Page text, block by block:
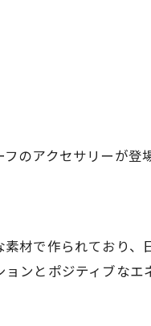
のアクセサリーが
材で作られており
ンとポジティブなエ